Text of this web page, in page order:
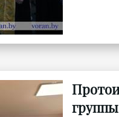
группы